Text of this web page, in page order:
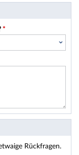
*
Rückfragen.